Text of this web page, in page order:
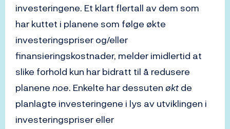
investeringene. Et klart flertall av dem som
har kuttet i planene som følge økte
investeringspriser og/eller
finansieringskostnader, melder imidlertid at
slike forhold kun har bidratt til å redusere
planenenoe. Enkelte har dessutenøktde
planlagte investeringene i lys av utviklingen i
investeringspriser eller